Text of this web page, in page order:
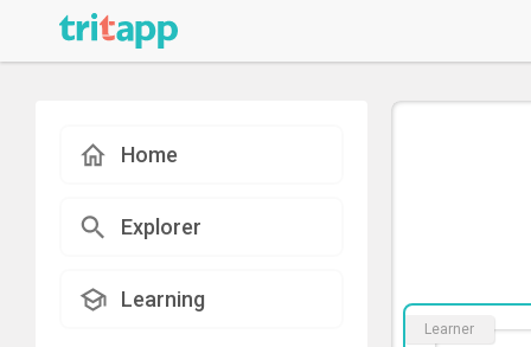
Home
Explorer
Learning
Learner